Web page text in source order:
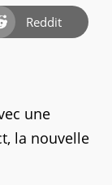
Reddit
une
la nouvelle